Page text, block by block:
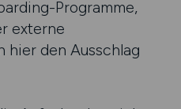
Programme,
externe
den Ausschlag